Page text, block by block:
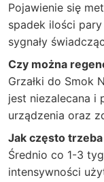
Pojawienie się
spadek ilości
sygnały
Czy można
Grzałki do Smok
jest niezalecana i
urządzenia oraz
Jak często
Średnio co 1-3
intensywności